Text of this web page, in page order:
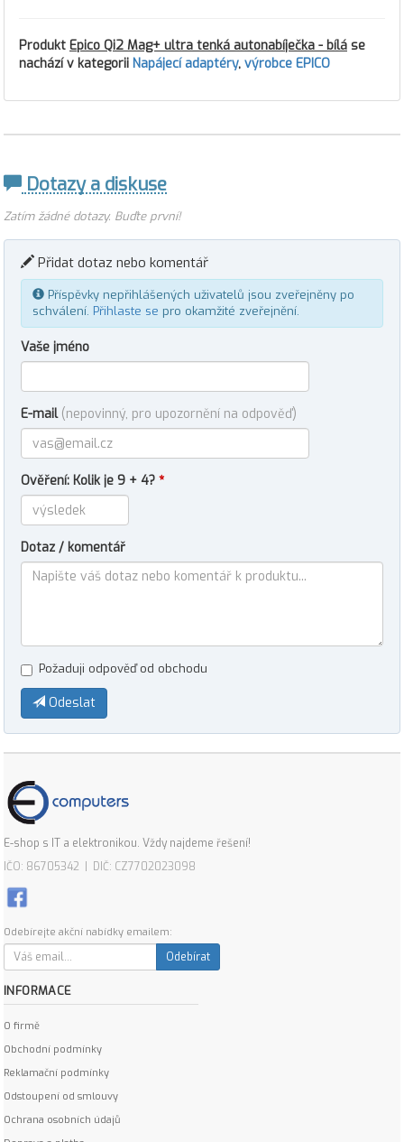
Produkt Epico Qi2 Mag+ ultra tenká autonabíječka - bílá se
nachází v kategorii Napájecí adaptéry, výrobce EPICO
Dotazy a diskuse
Zatím žádné dotazy. Buďte první!
Přidat dotaz nebo komentář
Příspěvky nepřihlášených uživatelů jsou zveřejněny po
schválení. Přihlaste se pro okamžité zveřejnění.
Vaše jméno
E-mail (nepovinný, pro upozornění na odpověď)
Ověření: Kolik je 9 + 4? *
Dotaz / komentář
Požaduji odpověď od obchodu
Odeslat
E-shop s IT a elektronikou. Vždy najdeme řešení!
IČO: 86705342 | DIČ: CZ7702023098
Odebírejte akční nabídky emailem:
Odebírat
INFORMACE
O firmě
Obchodní podmínky
Reklamační podmínky
Odstoupení od smlouvy
Ochrana osobních údajů